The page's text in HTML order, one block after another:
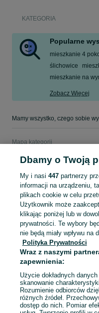
KATEGORIA
Popularne
mieszkanie 4
ślichowice
mieszkanie na
Zobacz Więcej
Mapa kategorii
Mapa miejscowości
Popularne wyszukiwania
Dbamy o Twoją
My i nasi 447partnerzy
informacji na urządzeniu,
plikach cookie w celu
Użytkownik może
klikając poniżej lub w
prywatności. Te wybory
nie będą miały wpływu na
Polityka Prywatności
Wraz z naszymi
zapewnienia:
Użycie dokładnych
skanowanie
Rozumienie odbiorców
różnych źródeł.
dostęp do nich. Pomiar